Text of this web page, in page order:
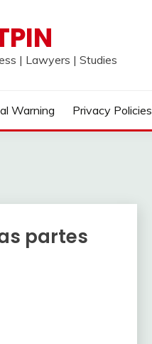
| Lawyers | Studies
Warning Privacy Policies
partes